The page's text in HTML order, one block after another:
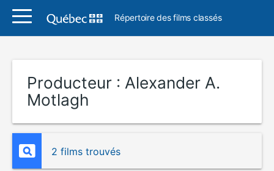
Répertoire des films classés
Producteur : Alexander A.
Motlagh
2 films trouvés